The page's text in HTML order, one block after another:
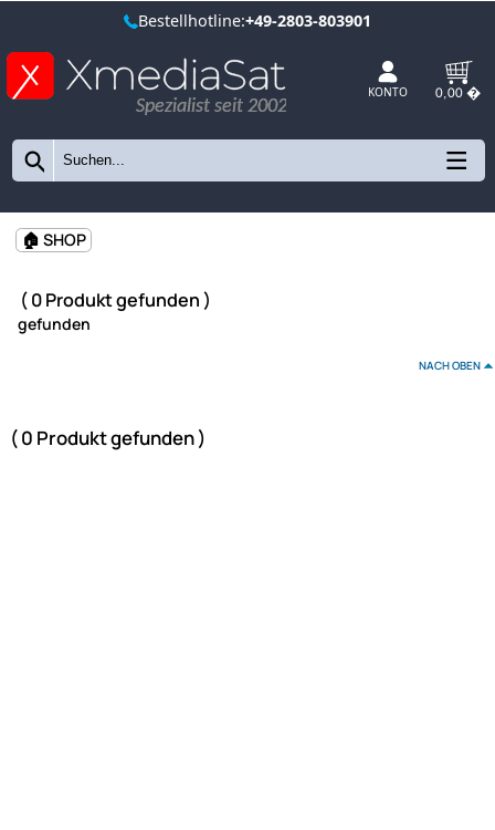
Bestellhotline:+49-2803-803901
Spezialist seit 2002
( 0 Produkt gefunden )